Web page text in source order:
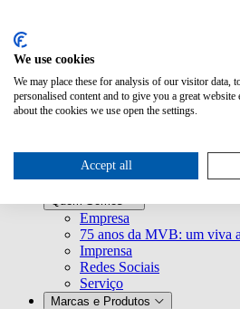
Mailing
Material para download
Mediação de especialistas
Quem Somos
Empresa
75 anos da MVB: um viva
Imprensa
Redes Sociais
Serviço
Marcas e Produtos
We use cookies
We may place these for analysis of our visitor data,
personalised content and to give you a great
about the cookies we use open the settings.
Accept all